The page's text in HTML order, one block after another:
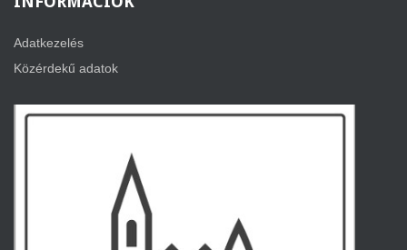
Adatkezelés
Közérdekű adatok